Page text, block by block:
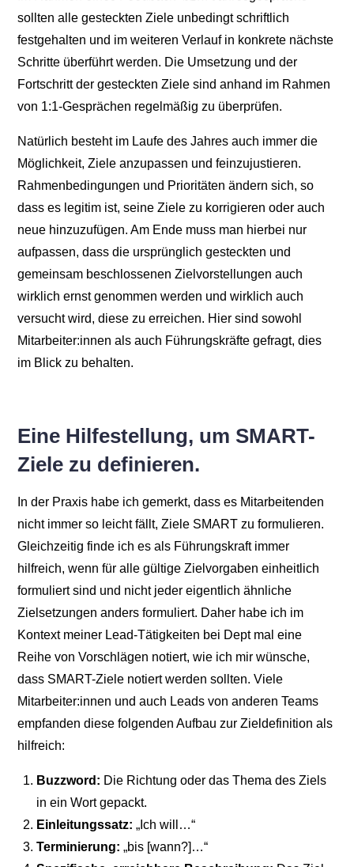
sollten alle gesteckten Ziele unbedingt schriftlich
festgehalten und im weiteren Verlauf in konkrete nächste
Schritte überführt werden. Die Umsetzung und der
Fortschritt der gesteckten Ziele sind anhand im Rahmen
von 1:1-Gesprächen regelmäßig zu überprüfen.
Natürlich besteht im Laufe des Jahres auch immer die
Möglichkeit, Ziele anzupassen und feinzujustieren.
Rahmenbedingungen und Prioritäten ändern sich, so
dass es legitim ist, seine Ziele zu korrigieren oder auch
neue hinzuzufügen. Am Ende muss man hierbei nur
aufpassen, dass die ursprünglich gesteckten und
gemeinsam beschlossenen Zielvorstellungen auch
wirklich ernst genommen werden und wirklich auch
versucht wird, diese zu erreichen. Hier sind sowohl
Mitarbeiter:innen als auch Führungskräfte gefragt, dies
im Blick zu behalten.
Eine Hilfestellung, um SMART-
Ziele zu definieren.
In der Praxis habe ich gemerkt, dass es Mitarbeitenden
nicht immer so leicht fällt, Ziele SMART zu formulieren.
Gleichzeitig finde ich es als Führungskraft immer
hilfreich, wenn für alle gültige Zielvorgaben einheitlich
formuliert sind und nicht jeder eigentlich ähnliche
Zielsetzungen anders formuliert. Daher habe ich im
Kontext meiner Lead-Tätigkeiten bei Dept mal eine
Reihe von Vorschlägen notiert, wie ich mir wünsche,
dass SMART-Ziele notiert werden sollten. Viele
Mitarbeiter:innen und auch Leads von anderen Teams
empfanden diese folgenden Aufbau zur Zieldefinition als
hilfreich:
Buzzword: Die Richtung oder das Thema des Ziels
in ein Wort gepackt.
Einleitungssatz: „Ich will…“
Terminierung: „bis [wann?]…“